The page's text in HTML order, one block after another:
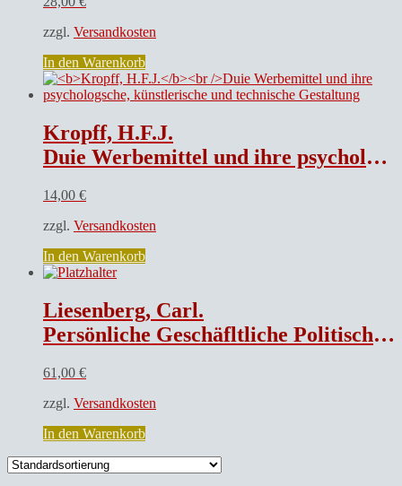
zzgl. Versandkosten
In den Warenkorb
Kropff, H.F.J.
Duie Werbemittel und ihre psychologsche, künstlerische und technische Gestaltung
14,00 €
zzgl. Versandkosten
In den Warenkorb
Liesenberg, Carl.
Persönliche Geschäfltliche Politische Reklame
61,00 €
zzgl. Versandkosten
In den Warenkorb